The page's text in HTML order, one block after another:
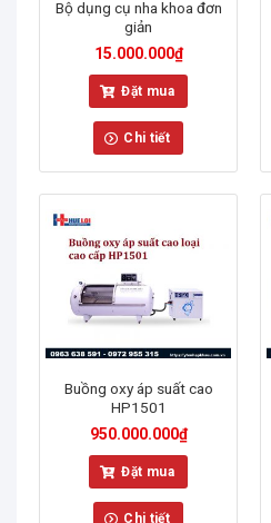
Bộ dụng cụ nha khoa đơn
giản
15.000.000₫
Đặt mua
Chi tiết
Buồng oxy áp suất cao
HP1501
950.000.000₫
Đặt mua
Chi tiết